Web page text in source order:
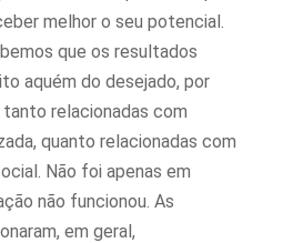
melhor o seu potencial.
que os resultados
aquém do desejado, por
relacionadas com
quanto relacionadas com
Não foi apenas em
não funcionou. As
em geral,